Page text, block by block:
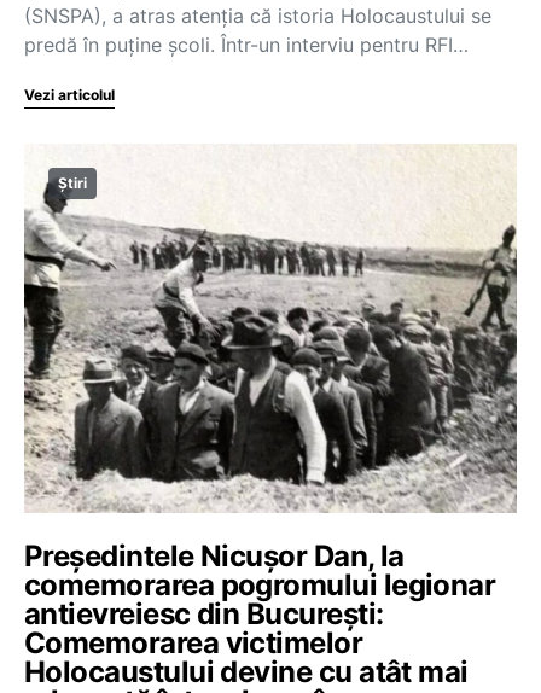
(SNSPA), a atras atenția că istoria Holocaustului se
predă în puține școli. Într-un interviu pentru RFI…
Vezi articolul
Știri
Președintele Nicușor Dan, la
comemorarea pogromului legionar
antievreiesc din București:
Comemorarea victimelor
Holocaustului devine cu atât mai